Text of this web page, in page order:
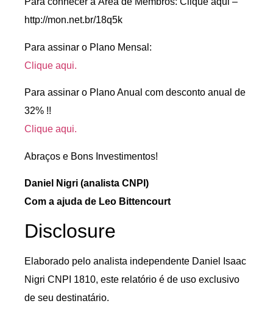
http://mon.net.br/18q5k
Para assinar o Plano Mensal:
Clique aqui.
Para assinar o Plano Anual com desconto anual de
32% !!
Clique aqui.
Abraços e Bons Investimentos!
Daniel Nigri (analista CNPI)
Com a ajuda de Leo Bittencourt
Disclosure
Elaborado pelo analista independente Daniel Isaac
Nigri CNPI 1810, este relatório é de uso exclusivo
de seu destinatário.